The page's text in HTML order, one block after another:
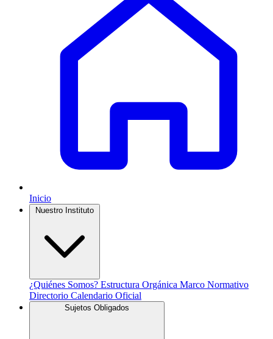
Inicio
Nuestro Instituto
¿Quiénes Somos? Estructura Orgánica Marco Normativo
Directorio Calendario Oficial
Sujetos Obligados